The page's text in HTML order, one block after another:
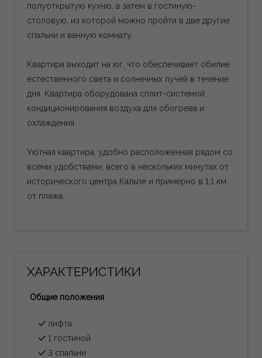
полуоткрытую кухню, а затем в гостиную-
столовую, из которой можно пройти в две другие
спальни и ванную комнату.
Квартира выходит на юг, что обеспечивает обилие
естественного света и солнечных лучей в течение
дня. Квартира оборудована сплит-системой
кондиционирования воздуха для обогрева и
охлаждения.
Уютная квартира, удобно расположенная рядом со
всеми удобствами, всего в нескольких минутах от
исторического центра Кальпе и примерно в 1,1 км
от пляжа.
ХАРАКТЕРИСТИКИ
Общие положения
лифта
1 гостиной
3 спальни